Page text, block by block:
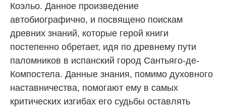
Коэльо. Данное произведение
автобиографично, и посвящено поискам
древних знаний, которые герой книги
постепенно обретает, идя по древнему пути
паломников в испанский город Сантьяго-де-
Компостела. Данные знания, помимо духовного
наставничества, помогают ему в самых
критических изгибах его судьбы оставлять